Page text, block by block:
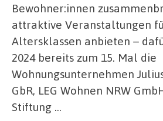
Bewohner:innen
attraktive Veranstaltungen
Altersklassen anbieten –
2024 bereits zum 15. Mal die
Wohnungsunternehmen
GbR, LEG Wohnen NRW
Stiftung …